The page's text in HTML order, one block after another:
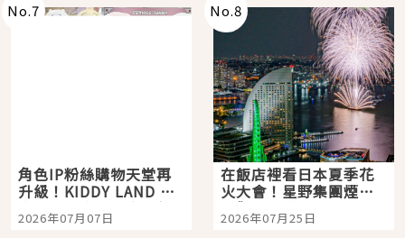
No.7
角色IP粉絲購物天堂再
升級！KIDDY LAND 原
宿店吉伊卡哇迎客，新
開幕 OMOKADO 店3分
2026年07月07日
No.8
在飯店裡看日本夏季花
火大會！星野集團煙火
景觀飯店6選，讓你不用
人擠人悠閒欣賞
2026年07月25日